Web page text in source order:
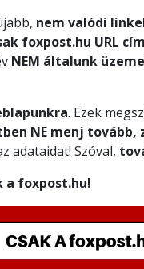
nem valódi
foxpost.hu URL
NEM általunk
. Ezek
NE menj
adataidat! Szóval,
a foxpost.hu!